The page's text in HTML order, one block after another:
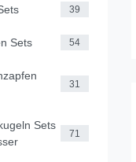
39
Sets 54
31
Sets
71